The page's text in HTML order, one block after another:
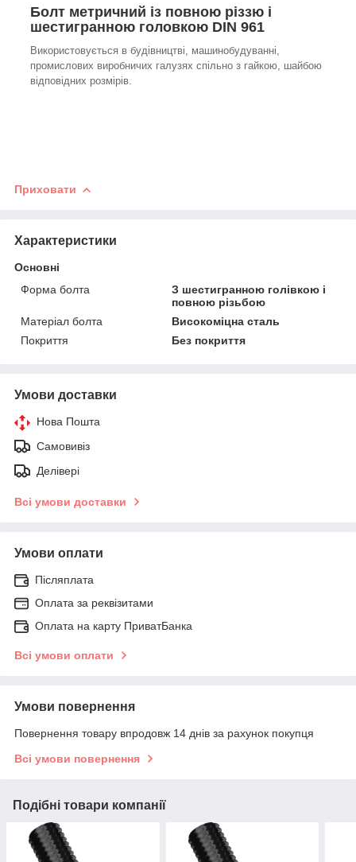
Болт метричний із повною різзю і
шестигранною головкою DIN 961
Використовується в будівництві, машинобудуванні,
промислових виробничих галузях спільно з гайкою, шайбою
відповідних розмірів.
Приховати
Характеристики
Основні
Форма болта
З шестигранною голівкою і
повною різьбою
Матеріал болта
Високоміцна сталь
Покриття
Без покриття
Умови доставки
Нова Пошта
Самовивіз
Делівері
Всі умови доставки
Умови оплати
Післяплата
Оплата за реквізитами
Оплата на карту ПриватБанка
Всі умови оплати
Умови повернення
Повернення товару впродовж 14 днів за рахунок покупця
Всі умови повернення
Подібні товари компанії